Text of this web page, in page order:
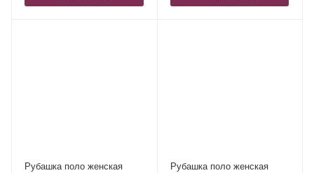
Рубашка поло женская
Рубашка поло женская